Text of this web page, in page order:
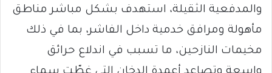
والمدفعية الثقيلة، استهدف بشكل مباشر مناطق
مأهولة ومرافق خدمية داخل الفاشر، بما في ذلك
مخيمات النازحين، ما تسبب في اندلاع حرائق